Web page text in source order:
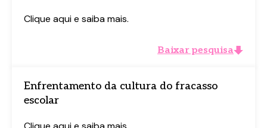
Campos com * são obrigatórios.
Campos com * são obrigatórios.
Clique aqui e saiba mais.
Baixar pesquisa
Enfrentamento da cultura do fracasso
escolar